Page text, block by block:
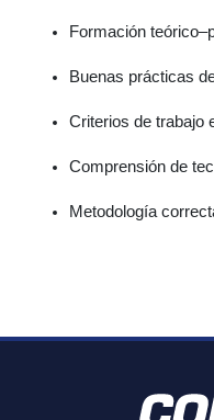
Formación
Buenas prácticas
Criterios de trabajo
Comprensión de
Metodología